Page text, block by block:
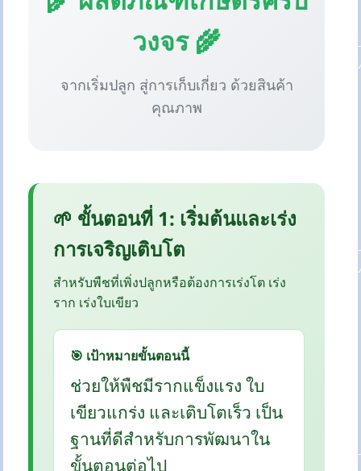
วงจร 🌾
จากเริ่มปลูก สู่การเก็บเกี่ยว ด้วยสินค้า
คุณภาพ
🌱 ขั้นตอนที่ 1: เริ่มต้นและเร่ง
การเจริญเติบโต
สำหรับพืชที่เพิ่งปลูกหรือต้องการเร่งโต เร่ง
ราก เร่งใบเขียว
🎯 เป้าหมายขั้นตอนนี้
ช่วยให้พืชมีรากแข็งแรง ใบ
เขียวแกร่ง และเติบโตเร็ว เป็น
ฐานที่ดีสำหรับการพัฒนาใน
ขั้นตอนต่อไป